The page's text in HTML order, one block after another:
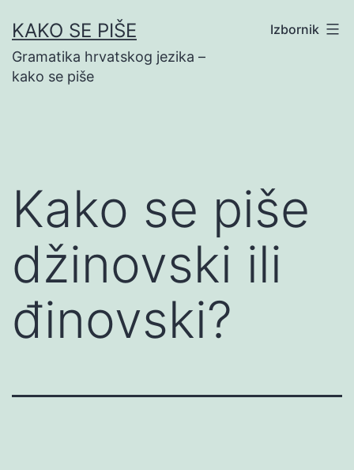
na
sadržaj
KAKO SE PIŠE
Gramatika hrvatskog jezika –
kako se piše
Izbornik
Kako se piše
džinovski ili
đinovski?